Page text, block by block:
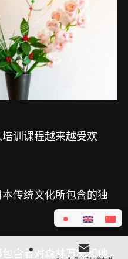
训课程越来越受欢
传统文化所包含的独
含着对森林万物和他